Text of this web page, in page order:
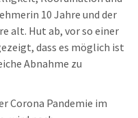
10 Jahre und der
alt. Hut ab, vor so einer
dass es möglich ist
Abnahme zu
Corona Pandemie im